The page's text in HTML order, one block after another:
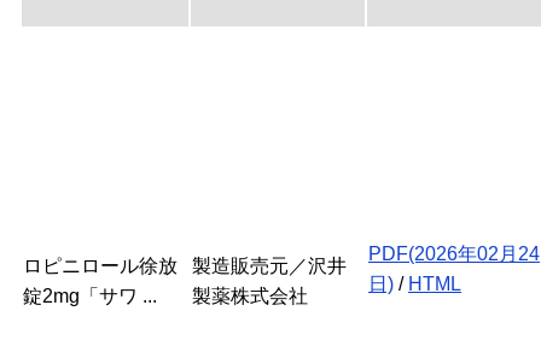
ロピニロール徐放
錠2mg「サワ ...
製造販売元／沢井
製薬株式会社
PDF(2026年02月24
日) / HTML